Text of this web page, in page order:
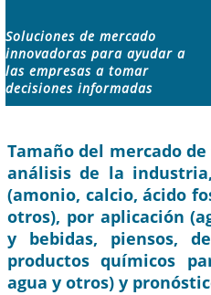
Soluciones de mercado
innovadoras para ayudar a
las empresas a tomar
decisiones informadas
Tamaño del mercado
análisis de la
(amonio, calcio, ácido
otros), por aplicación
y bebidas, piensos,
productos químicos
agua y otros) y